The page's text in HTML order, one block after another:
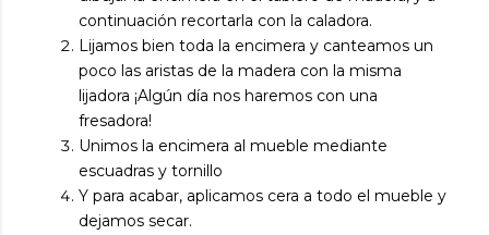
continuación recortarla con la caladora.
Lijamos bien toda la encimera y canteamos un
poco las aristas de la madera con la misma
lijadora ¡Algún día nos haremos con una
fresadora!
Unimos la encimera al mueble mediante
escuadras y tornillo
Y para acabar, aplicamos cera a todo el mueble y
dejamos secar.